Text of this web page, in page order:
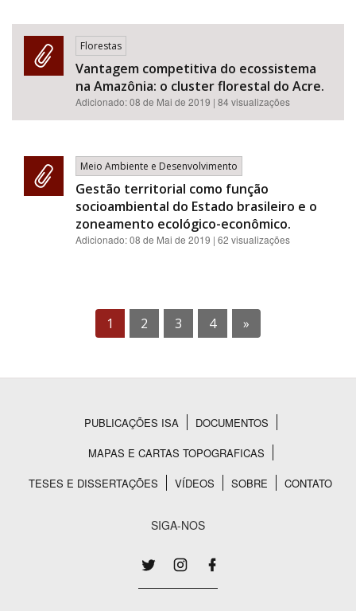
Florestas
Vantagem competitiva do ecossistema
na Amazônia: o cluster florestal do Acre.
Adicionado:08 de Mai de 2019 | 84 visualizações
Meio Ambiente e Desenvolvimento
Gestão territorial como função
socioambiental do Estado brasileiro e o
zoneamento ecológico-econômico.
Adicionado:08 de Mai de 2019 | 62 visualizações
1 2 3 4 »
Rodapé
PUBLICAÇÕES ISA
DOCUMENTOS
MAPAS E CARTAS TOPOGRAFICAS
TESES E DISSERTAÇÕES
VÍDEOS SOBRE CONTATO
SIGA-NOS